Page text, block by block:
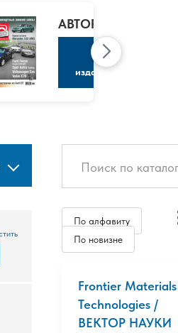
АВТОРЕВЮ
К
изданию
По алфавиту
По новизне
Frontier
Technologies /
ВЕКТОР НАУКИ